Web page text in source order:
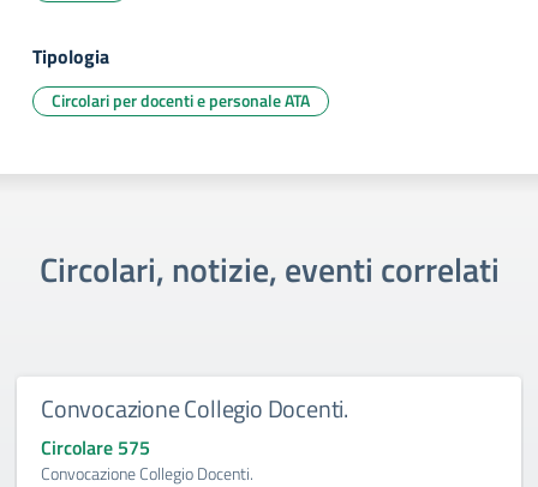
Tipologia
Circolari per docenti e personale ATA
Circolari, notizie, eventi correlati
Convocazione Collegio Docenti.
Circolare 575
Convocazione Collegio Docenti.